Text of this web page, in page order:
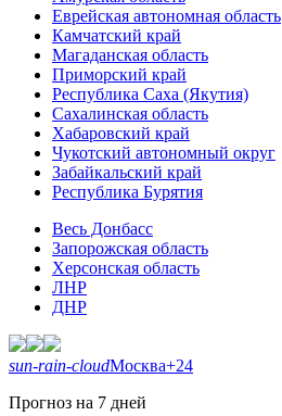
Еврейская автономная область
Камчатский край
Магаданская область
Приморский край
Республика Саха (Якутия)
Сахалинская область
Хабаровский край
Чукотский автономный округ
Забайкальский край
Республика Бурятия
Весь Донбасс
Запорожская область
Херсонская область
ЛНР
ДНР
sun-rain-cloudМосква+24
Прогноз на 7 дней